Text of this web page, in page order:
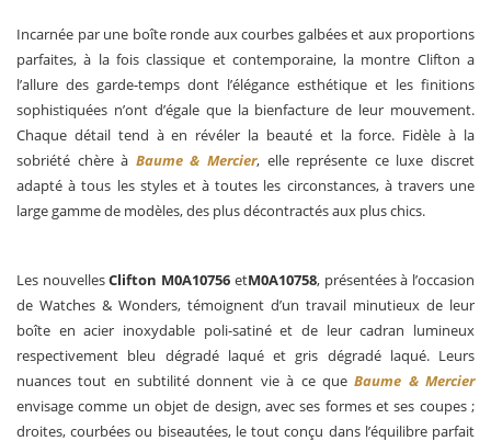
Incarnée par une boîte ronde aux courbes galbées et aux proportions
parfaites, à la fois classique et contemporaine, la montre Clifton a
l’allure des garde-temps dont l’élégance esthétique et les finitions
sophistiquées n’ont d’égale que la bienfacture de leur mouvement.
Chaque détail tend à en révéler la beauté et la force. Fidèle à la
sobriété chère à Baume & Mercier, elle représente ce luxe discret
adapté à tous les styles et à toutes les circonstances, à travers une
large gamme de modèles, des plus décontractés aux plus chics.
Les nouvellesClifton M0A10756 etM0A10758, présentées à l’occasion
de Watches & Wonders, témoignent d’un travail minutieux de leur
boîte en acier inoxydable poli-satiné et de leur cadran lumineux
respectivement bleu dégradé laqué et gris dégradé laqué. Leurs
nuances tout en subtilité donnent vie à ce queBaume & Mercier
envisage comme un objet de design, avec ses formes et ses coupes ;
droites, courbées ou biseautées, le tout conçu dans l’équilibre parfait